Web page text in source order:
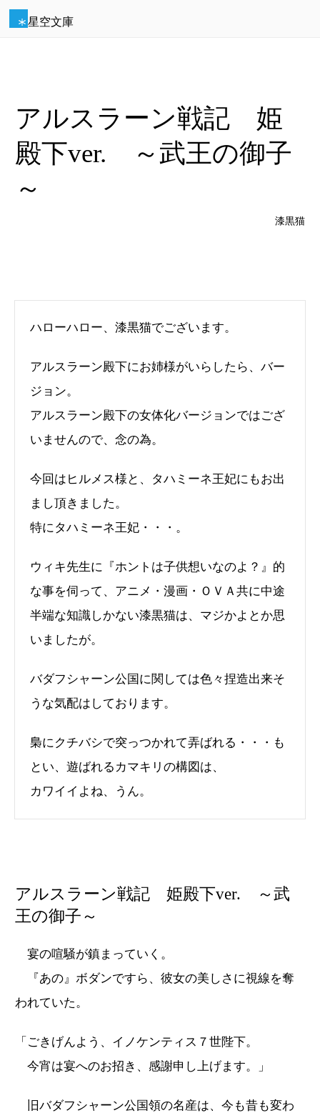
星空文庫
アルスラーン戦記 姫
殿下ver. ～武王の御子
～
漆黒猫
ハローハロー、漆黒猫でございます。
アルスラーン殿下にお姉様がいらしたら、バー
ジョン。
アルスラーン殿下の女体化バージョンではござ
いませんので、念の為。
今回はヒルメス様と、タハミーネ王妃にもお出
まし頂きました。
特にタハミーネ王妃・・・。
ウィキ先生に『ホントは子供想いなのよ？』的
な事を伺って、アニメ・漫画・ＯＶＡ共に中途
半端な知識しかない漆黒猫は、マジかよとか思
いましたが。
バダフシャーン公国に関しては色々捏造出来そ
うな気配はしております。
梟にクチバシで突っつかれて弄ばれる・・・も
とい、遊ばれるカマキリの構図は、
カワイイよね、うん。
アルスラーン戦記 姫殿下ver. ～武
王の御子～
宴の喧騒が鎮まっていく。
『あの』ボダンですら、彼女の美しさに視線を奪
われていた。
「ごきげんよう、イノケンティス７世陛下。
今宵は宴へのお招き、感謝申し上げます。」
旧バダフシャーン公国領の名産は、今も昔も変わ